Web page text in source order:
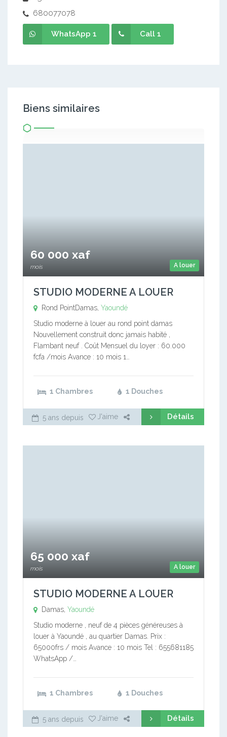
680077078
WhatsApp 1 Call 1
Biens similaires
A louer
60 000 xaf
mois
STUDIO MODERNE A LOUER
Rond PointDamas, Yaoundé
Studio moderne à louer au rond point damas
Nouvellement construit donc jamais habité ,
Flambant neuf . Coût Mensuel du loyer : 60.000
fcfa /mois Avance : 10 mois 1…
1 Chambres 1 Douches
5 ans depuis J'aime Détails
A louer
65 000 xaf
mois
STUDIO MODERNE A LOUER
Damas, Yaoundé
Studio moderne , neuf de 4 pièces généreuses à
louer à Yaoundé , au quartier Damas. Prix :
65000frs / mois Avance : 10 mois Tel : 655681185
WhatsApp /…
1 Chambres 1 Douches
5 ans depuis J'aime Détails